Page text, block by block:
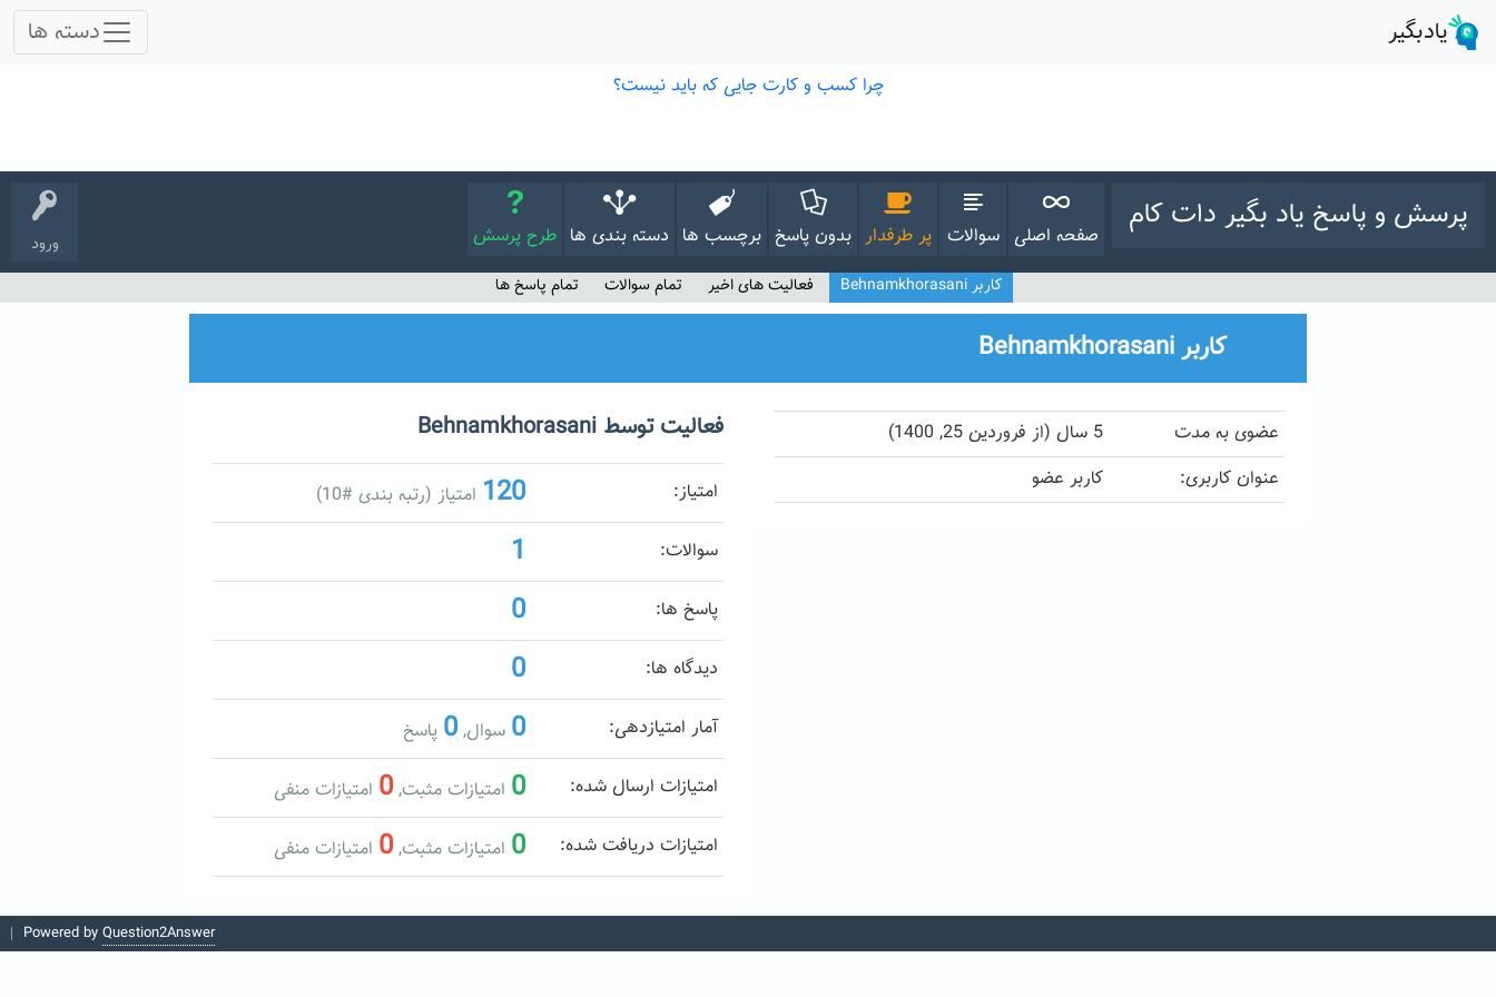
ورود
پرسش و پاسخ یاد بگیر دات کام
صفحه اصلی سوالات پر طرفدار بدون پاسخ برچسب ها دسته بندی ها طرح پرسش
کاربر Behnamkhorasani فعالیت های اخیر تمام سوالات تمام پاسخ ها
کاربر Behnamkhorasani
عضوی به مدت
5 سال (از فروردین 25, 1400)
عنوان کاربری:
کاربر عضو
فعالیت توسط Behnamkhorasani
امتیاز: 120 امتیاز (رتبه بندی #10
)
سوالات:
1
پاسخ ها: 0
دیدگاه ها: 0
آمار امتیازدهی: 0 سوال,0 پاسخ
امتیازات ارسال شده:
0 امتیازات مثبت,0 امتیازات منفی
امتیازات دریافت شده:
0 امتیازات مثبت,0 امتیازات منفی
Powered by Question2Answer